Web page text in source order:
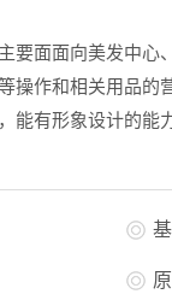
要面面向美发中心
操作和相关用品的
能有形象设计的能